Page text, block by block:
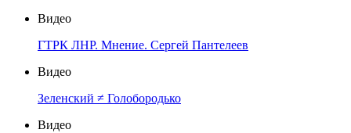
Видео
ГТРК ЛНР. Мнение. Сергей Пантелеев
Видео
Зеленский ≠ Голобородько
Видео